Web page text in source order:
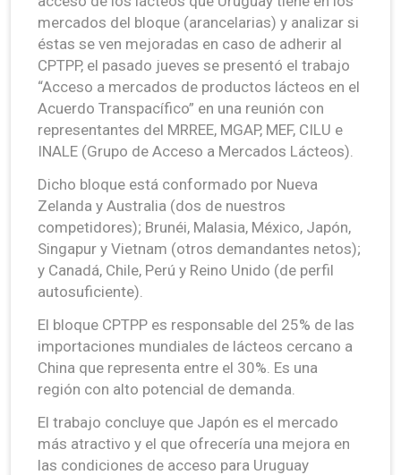
mercados del bloque (arancelarias) y analizar si
éstas se ven mejoradas en caso de adherir al
CPTPP, el pasado jueves se presentó el trabajo
“Acceso a mercados de productos lácteos en el
Acuerdo Transpacífico” en una reunión con
representantes del MRREE, MGAP, MEF, CILU e
INALE (Grupo de Acceso a Mercados Lácteos).
Dicho bloque está conformado por Nueva
Zelanda y Australia (dos de nuestros
competidores); Brunéi, Malasia, México, Japón,
Singapur y Vietnam (otros demandantes netos);
y Canadá, Chile, Perú y Reino Unido (de perfil
autosuficiente).
El bloque CPTPP es responsable del 25% de las
importaciones mundiales de lácteos cercano a
China que representa entre el 30%. Es una
región con alto potencial de demanda.
El trabajo concluye que Japón es el mercado
más atractivo y el que ofrecería una mejora en
las condiciones de acceso para Uruguay